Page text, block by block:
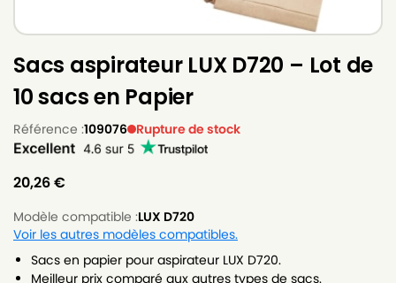
Sacs aspirateur LUX D720 – Lot de
10 sacs en Papier
Référence :109076 Rupture de stock
20,26€
Modèle compatible :LUX D720
Voir les autres modèles compatibles.
Sacs en papier pour aspirateur LUX D720.
Meilleur prix comparé aux autres types de sacs.